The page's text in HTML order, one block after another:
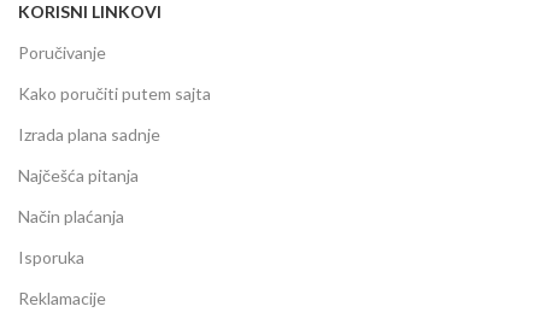
KORISNI LINKOVI
Poručivanje
Kako poručiti putem sajta
Izrada plana sadnje
Najčešća pitanja
Način plaćanja
Isporuka
Reklamacije